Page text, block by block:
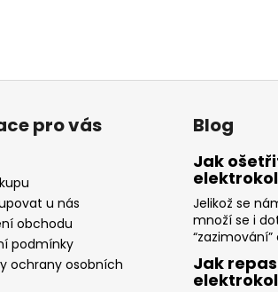
pro vás
u nás
obchodu
podmínky
ochrany osobních
Blog
Jak
Jelikož se
množí se i
“zazimování”
Jak